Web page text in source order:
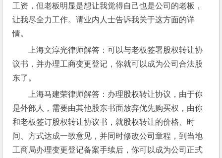
工资，但老板明显是想让我觉得自己也是公司的老板，
让我尽全力工作。请业内人士告诉我关于这方面的详
情。
上海文淳光律师解答：可以与老板签署股权转让协
议书，并办理工商变更登记，你就可以成为公司合法股
东了。
上海马建荣律师解答：办理股权转让协议，由于你
是外部人，需要由其他股东书面放弃优先购买权，由你
和老板签订股权转让协议书，就股权转让的价格、时
间、方式达成一致意见，并同时修改公司章程，到当地
工商局办理变更登记备案手续后，你可以成为公司正式